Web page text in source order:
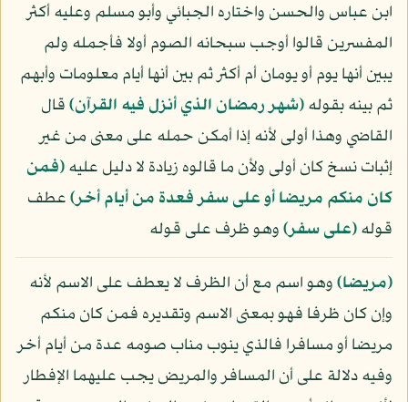
ابن عباس والحسن واختاره الجبائي وأبو مسلم وعليه أكثر
المفسرين قالوا أوجب سبحانه الصوم أولا فأجمله ولم
يبين أنها يوم أو يومان أم أكثر ثم بين أنها أيام معلومات وأبهم
ثم بينه بقوله﴿شهر رمضان الذي أنزل فيه القرآن﴾قال
القاضي وهذا أولى لأنه إذا أمكن حمله على معنى من غير
إثبات نسخ كان أولى ولأن ما قالوه زيادة لا دليل عليه﴿فمن
كان منكم مريضا أو على سفر فعدة من أيام أخر﴾عطف
قوله﴿على سفر﴾وهو ظرف على قوله
﴿مريضا﴾وهو اسم مع أن الظرف لا يعطف على الاسم لأنه
وإن كان ظرفا فهو بمعنى الاسم وتقديره فمن كان منكم
مريضا أو مسافرا فالذي ينوب مناب صومه عدة من أيام أخر
وفيه دلالة على أن المسافر والمريض يجب عليهما الإفطار